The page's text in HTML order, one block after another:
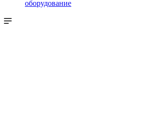
оборудование